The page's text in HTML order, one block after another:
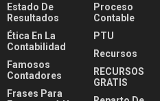
Estado De
Resultados
Ética En La
Contabilidad
Famosos
Contadores
Frases Para
Proceso
Contable
PTU
Recursos
RECURSOS
GRATIS